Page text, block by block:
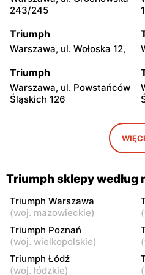
243/245
Triumph
Warszawa, ul. Wołoska 12,
Triumph
Warszawa, ul. Powstańców
Śląskich 126
Warszawa, ul. Wałbrzyska
Triumph
Warszawa, ul.
Ostrobramska 75C
Triumph
Warszawa, ul. Annopol 2
Triumph sklepy według
Triumph Warszawa
(woj. mazowieckie)
(
Triumph Poznań
(woj. wielkopolskie)
(
Triumph Łódź
(woj. łódzkie)
(